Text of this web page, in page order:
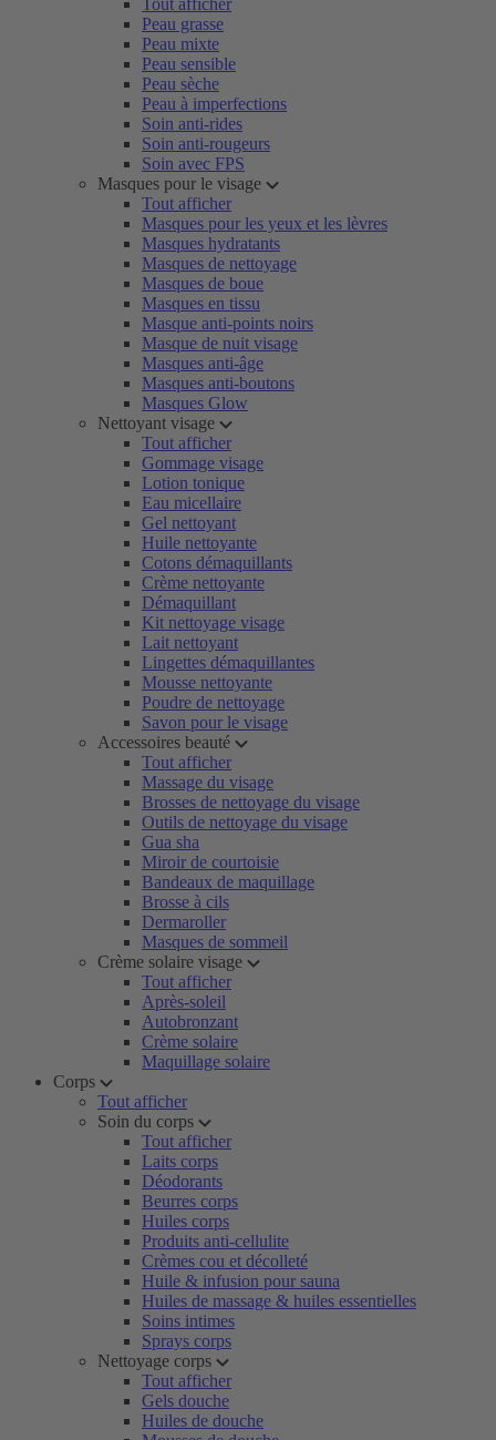
Tout afficher
Peau grasse
Peau mixte
Peau sensible
Peau sèche
Peau à imperfections
Soin anti-rides
Soin anti-rougeurs
Soin avec FPS
Masques pour le visage
Tout afficher
Masques pour les yeux et les lèvres
Masques hydratants
Masques de nettoyage
Masques de boue
Masques en tissu
Masque anti-points noirs
Masque de nuit visage
Masques anti-âge
Masques anti-boutons
Masques Glow
Nettoyant visage
Tout afficher
Gommage visage
Lotion tonique
Eau micellaire
Gel nettoyant
Huile nettoyante
Cotons démaquillants
Crème nettoyante
Démaquillant
Kit nettoyage visage
Lait nettoyant
Lingettes démaquillantes
Mousse nettoyante
Poudre de nettoyage
Savon pour le visage
Accessoires beauté
Tout afficher
Massage du visage
Brosses de nettoyage du visage
Outils de nettoyage du visage
Gua sha
Miroir de courtoisie
Bandeaux de maquillage
Brosse à cils
Dermaroller
Masques de sommeil
Crème solaire visage
Tout afficher
Après-soleil
Autobronzant
Crème solaire
Maquillage solaire
Corps
Tout afficher
Soin du corps
Tout afficher
Laits corps
Déodorants
Beurres corps
Huiles corps
Produits anti-cellulite
Crèmes cou et décolleté
Huile & infusion pour sauna
Huiles de massage & huiles essentielles
Soins intimes
Sprays corps
Nettoyage corps
Tout afficher
Gels douche
Huiles de douche